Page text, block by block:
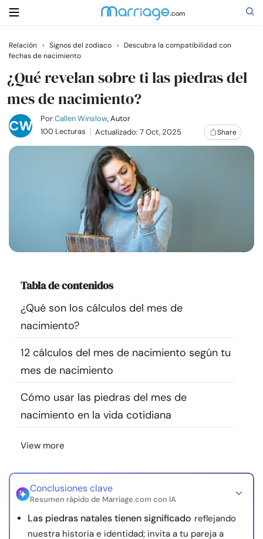
Buscar
Casarse
Relaciones
Cursos
Recursos
Comunidad
Encuentra un terapeuta
Idioma
Relación › Signos del zodiaco ›
Descubra la compatibilidad con
fechas de nacimiento
¿Qué revelan sobre ti las piedras del
mes de nacimiento?
PorCallen Winslow, Autor
100 Lecturas
Actualizado: 7 Oct, 2025 Share
Tabla de contenidos
¿Qué son los cálculos del mes de
nacimiento?
12 cálculos del mes de nacimiento según tu
mes de nacimiento
Cómo usar las piedras del mes de
nacimiento en la vida cotidiana
View more
Conclusiones clave
Resumen rápido de Marriage.com con IA
Las piedras natales tienen significado reflejando
nuestra historia e identidad; invita a tu pareja a